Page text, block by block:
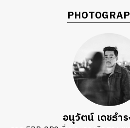
อนุวัตน์ เดชธำ